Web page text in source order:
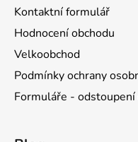
Kontaktní formulář
Hodnocení obchodu
Velkoobchod
Podmínky ochrany
Formuláře -